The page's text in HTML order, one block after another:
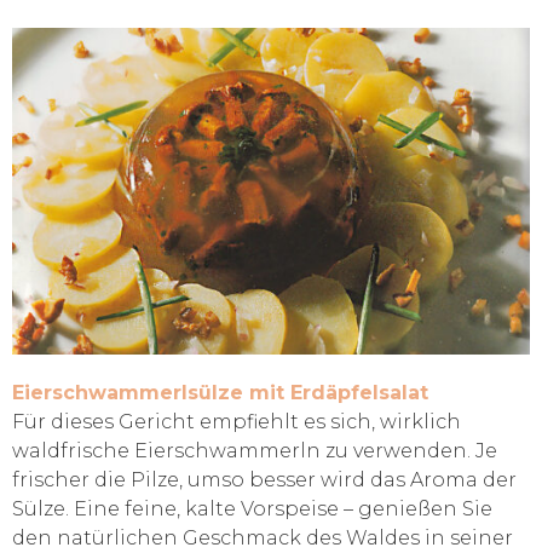
Eierschwammerlsülze mit Erdäpfelsalat
Für dieses Gericht empfiehlt es sich, wirklich
waldfrische Eierschwammerln zu verwenden. Je
frischer die Pilze, umso besser wird das Aroma der
Sülze. Eine feine, kalte Vorspeise – genießen Sie
den natürlichen Geschmack des Waldes in seiner